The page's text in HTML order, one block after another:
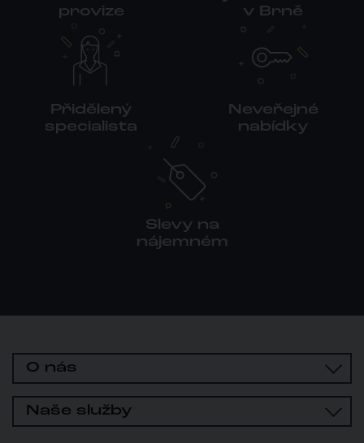
provize
v Brně
Přidělený
specialista
Neveřejné
nabídky
Slevy na
nájemném
O nás
Naše služby